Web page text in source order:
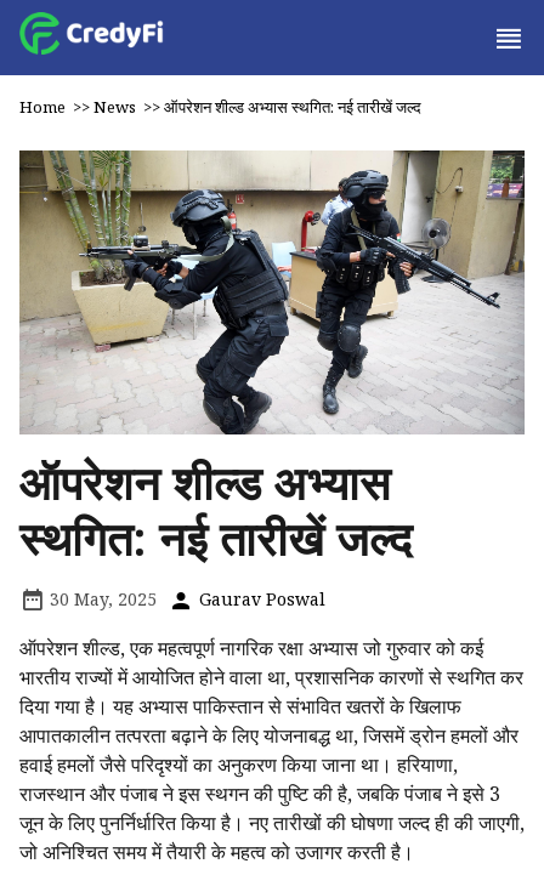
Home >>News >>ऑपरेशन शील्ड अभ्यास स्थगित: नई तारीखें जल्द
ऑपरेशन शील्ड अभ्यास
स्थगित: नई तारीखें जल्द
30 May, 2025 Gaurav Poswal
ऑपरेशन शील्ड, एक महत्वपूर्ण नागरिक रक्षा अभ्यास जो गुरुवार को कई
भारतीय राज्यों में आयोजित होने वाला था, प्रशासनिक कारणों से स्थगित कर
दिया गया है। यह अभ्यास पाकिस्तान से संभावित खतरों के खिलाफ
आपातकालीन तत्परता बढ़ाने के लिए योजनाबद्ध था, जिसमें ड्रोन हमलों और
हवाई हमलों जैसे परिदृश्यों का अनुकरण किया जाना था। हरियाणा,
राजस्थान और पंजाब ने इस स्थगन की पुष्टि की है, जबकि पंजाब ने इसे 3
जून के लिए पुनर्निर्धारित किया है। नए तारीखों की घोषणा जल्द ही की जाएगी,
जो अनिश्चित समय में तैयारी के महत्व को उजागर करती है।